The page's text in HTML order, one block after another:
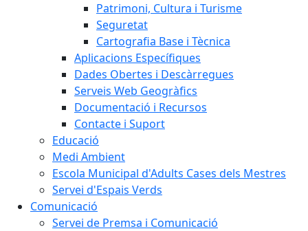
Patrimoni, Cultura i Turisme
Seguretat
Cartografia Base i Tècnica
Aplicacions Específiques
Dades Obertes i Descàrregues
Serveis Web Geogràfics
Documentació i Recursos
Contacte i Suport
Educació
Medi Ambient
Escola Municipal d'Adults Cases dels Mestres
Servei d'Espais Verds
Comunicació
Servei de Premsa i Comunicació